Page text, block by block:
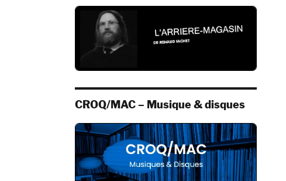
CROQ/MAC – Musique & disques